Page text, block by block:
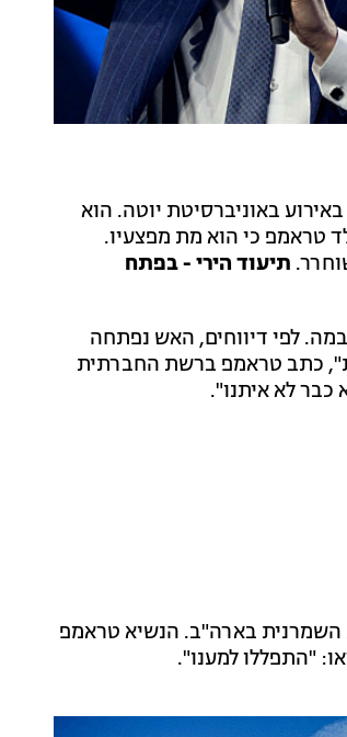
באוניברסיטת יוטה. הוא
טראמפ כי הוא מת מפצעיו.
תיעוד הירי - בפתח
מהבמה. לפי דיווחים, האש נפתחה
- מת", כתב טראמפ ברשת החברתית
השמרנית בארה"ב. הנשיא טראמפ
"התפללו למענו".